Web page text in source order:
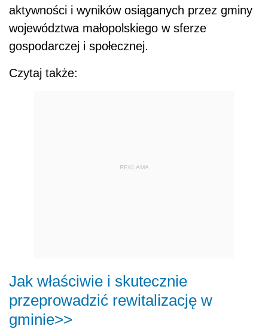
aktywności i wyników osiąganych przez gminy
województwa małopolskiego w sferze
gospodarczej i społecznej.
Czytaj także:
REKLAMA
Jak właściwie i skutecznie
przeprowadzić rewitalizację w
gminie>>